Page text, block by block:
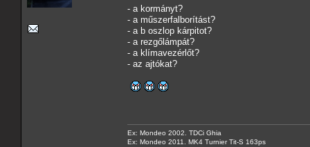
- a kormányt?
- a műszerfalborítást?
- a b oszlop kárpitot?
- a rezgőlámpát?
- a klímavezérlőt?
- az ajtókat?
Ex: Mondeo 2002. TDCi Ghia
Ex: Mondeo 2011. MK4 Turnier Tit-S 163ps